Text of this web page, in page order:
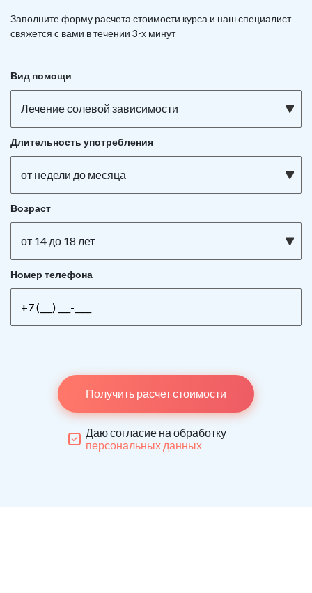
Заполните форму расчета стоимости курса и наш специалист
свяжется с вами в течении 3-х минут
Вид помощи
Лечение солевой зависимости
Длительность употребления
от недели до месяца
Возраст
от 14 до 18 лет
Номер телефона
Получить расчет стоимости
Даю согласие на обработку
персональных данных